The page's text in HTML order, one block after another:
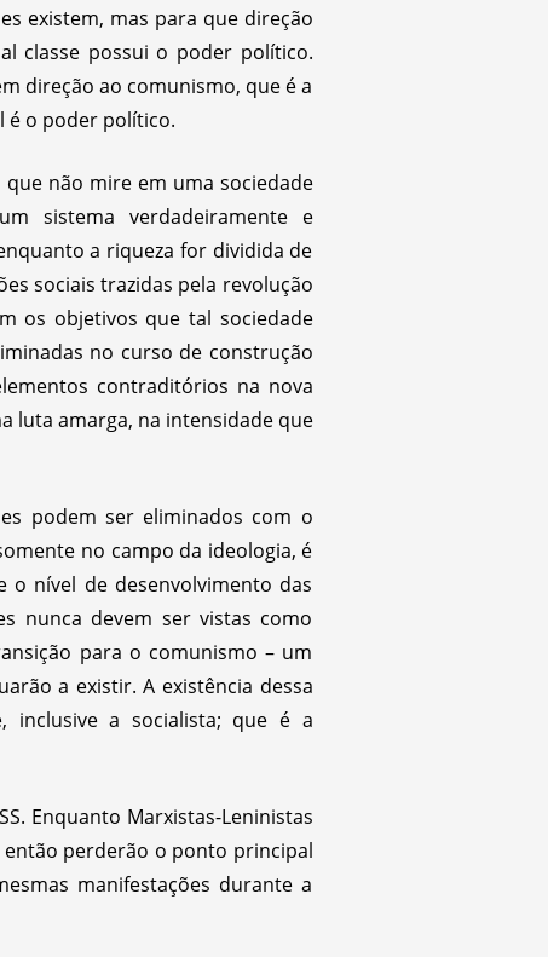
existem, mas para que direção
classe possui o poder político.
direção ao comunismo, que é a
é o poder político.
não mire em uma sociedade
sistema verdadeiramente e
a riqueza for dividida de
sociais trazidas pela revolução
os objetivos que tal sociedade
no curso de construção
contraditórios na nova
luta amarga, na intensidade que
podem ser eliminados com o
no campo da ideologia, é
o nível de desenvolvimento das
nunca devem ser vistas como
para o comunismo – um
a existir. A existência dessa
inclusive a socialista; que é a
Enquanto Marxistas-Leninistas
então perderão o ponto principal
manifestações durante a